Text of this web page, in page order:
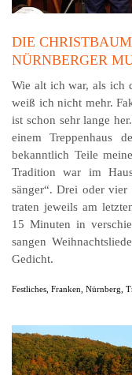
DIE
NÜRNBERGER
Wie alt ich war, als ich
weiß ich nicht mehr.
ist schon sehr lange
einem Treppenhaus
bekanntlich Teile
Tradition war im
sänger“. Drei oder
traten jeweils am
15 Minuten in
sangen
Gedicht.
Festliches Franken Nürnberg